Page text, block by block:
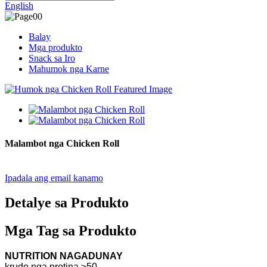
English
Balay
Mga produkto
Snack sa Iro
Mahumok nga Karne
Malambot nga Chicken Roll
Ipadala ang email kanamo
Detalye sa Produkto
Mga Tag sa Produkto
NUTRITION NAGADUNAY